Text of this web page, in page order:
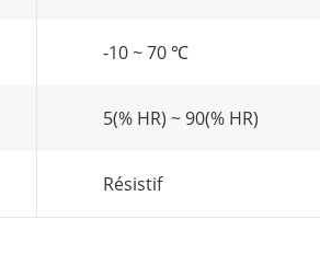
-10 ~ 70 ℃
5(% HR) ~ 90(% HR)
Résistif